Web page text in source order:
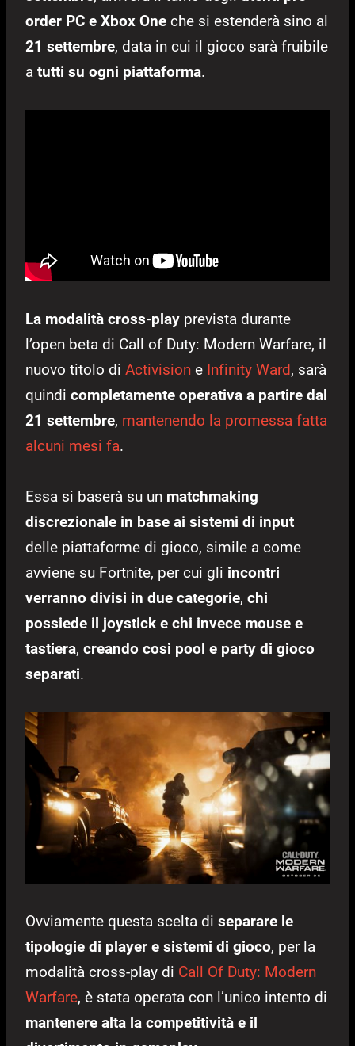
order PC e Xbox One che si estenderà sino al
21 settembre, data in cui il gioco sarà fruibile
a tutti su ogni piattaforma.
La modalità cross-play prevista durante
l’open beta di Call of Duty: Modern Warfare, il
nuovo titolo di Activision e Infinity Ward, sarà
quindi completamente operativa a partire dal
21 settembre, mantenendo la promessa fatta
alcuni mesi fa.
Essa si baserà su un matchmaking
discrezionale in base ai sistemi di input
delle piattaforme di gioco, simile a come
avviene su Fortnite, per cui gli incontri
verranno divisi in due categorie, chi
possiede il joystick e chi invece mouse e
tastiera, creando cosi pool e party di gioco
separati.
Ovviamente questa scelta di separare le
tipologie di player e sistemi di gioco, per la
modalità cross-play di Call Of Duty: Modern
Warfare, è stata operata con l’unico intento di
mantenere alta la competitività e il